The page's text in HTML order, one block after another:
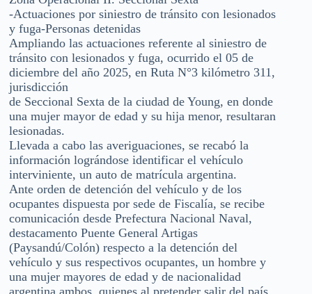
-Actuaciones por siniestro de tránsito con lesionados
y fuga-Personas detenidas
Ampliando las actuaciones referente al siniestro de
tránsito con lesionados y fuga, ocurrido el 05 de
diciembre del año 2025, en Ruta N°3 kilómetro 311,
jurisdicción
de Seccional Sexta de la ciudad de Young, en donde
una mujer mayor de edad y su hija menor, resultaran
lesionadas.
Llevada a cabo las averiguaciones, se recabó la
información lográndose identificar el vehículo
interviniente, un auto de matrícula argentina.
Ante orden de detención del vehículo y de los
ocupantes dispuesta por sede de Fiscalía, se recibe
comunicación desde Prefectura Nacional Naval,
destacamento Puente General Artigas
(Paysandú/Colón) respecto a la detención del
vehículo y sus respectivos ocupantes, un hombre y
una mujer mayores de edad y de nacionalidad